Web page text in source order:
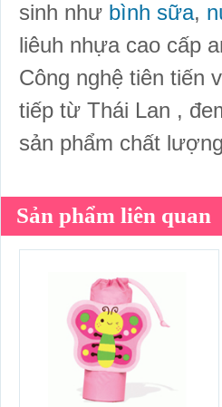
sinh như bình sữa,
liêuh nhựa cao cấp
Công nghệ tiên tiến
tiếp từ Thái Lan ,
sản phẩm chất
Sản phẩm liên quan